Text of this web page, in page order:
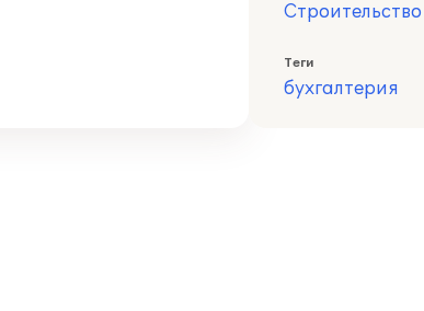
Строительство
Теги
бухгалтерия